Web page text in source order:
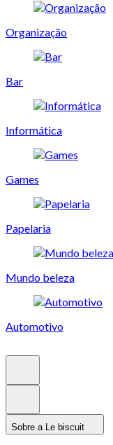
Organização
Bar
Informática
Games
Papelaria
Mundo beleza
Automotivo
Sobre a Le biscuit